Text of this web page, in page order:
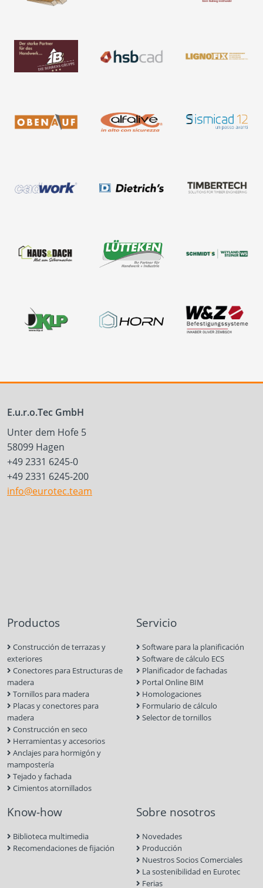
E.u.r.o.Tec GmbH
Unter dem Hofe 5
58099 Hagen
+49 2331 6245-0
+49 2331 6245-200
info@eurotec.team
Productos
Construcción de terrazas y
exteriores
Conectores para Estructuras de
madera
Tornillos para madera
Placas y conectores para
madera
Construcción en seco
Herramientas y accesorios
Anclajes para hormigón y
mampostería
Tejado y fachada
Cimientos atornillados
Servicio
Software para la planificación
Software de cálculo ECS
Planificador de fachadas
Portal Online BIM
Homologaciones
Formulario de cálculo
Selector de tornillos
Know-how
Biblioteca multimedia
Recomendaciones de fijación
Sobre nosotros
Novedades
Producción
Nuestros Socios Comerciales
La sostenibilidad en Eurotec
Ferias